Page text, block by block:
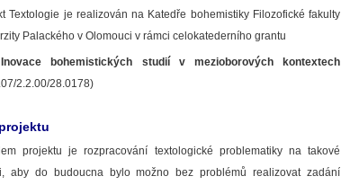
Textologie je realizován na Katedře bohemistiky Filozofické fakulty
Palackého v Olomouci v rámci celokatederního grantu
bohemistických studií v mezioborových kontextech
2.2.00/28.0178)
projektu je rozpracování textologické problematiky na takové
aby do budoucna bylo možno bez problémů realizovat zadání